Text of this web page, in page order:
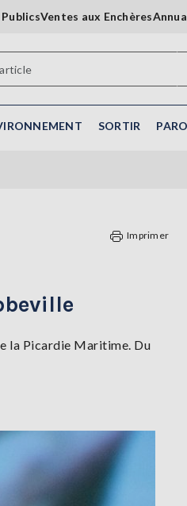
Ventes aux Enchères
SORTIR
Imprimer
la Picardie Maritime. Du